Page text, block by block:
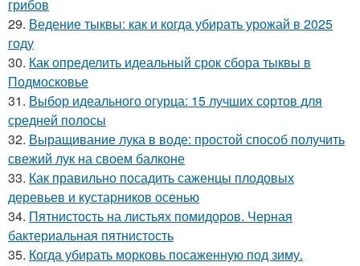
грибов
29. Ведение тыквы: как и когда убирать урожай в 2025
году
30. Как определить идеальный срок сбора тыквы в
Подмосковье
31. Выбор идеального огурца: 15 лучших сортов для
средней полосы
32. Выращивание лука в воде: простой способ получить
свежий лук на своем балконе
33. Как правильно посадить саженцы плодовых
деревьев и кустарников осенью
34. Пятнистость на листьях помидоров. Черная
бактериальная пятнистость
35. Когда убирать морковь посаженную под зиму.